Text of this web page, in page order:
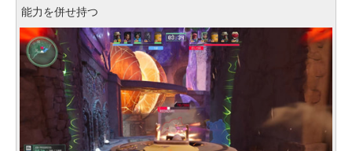
能力を併せ持つ